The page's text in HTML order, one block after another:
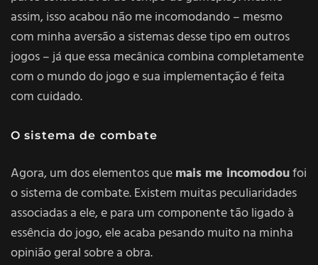
assim, isso acabou não me incomodando – mesmo
com minha aversão a sistemas desse tipo em outros
jogos – já que essa mecânica combina completamente
com o mundo do jogo e sua implementação é feita
com cuidado.
O sistema de combate
Agora, um dos elementos quemais me incomodoufoi
o sistema de combate. Existem muitas peculiaridades
associadas a ele, e para um componente tão ligado à
essência do jogo, ele acaba pesando muito na minha
opinião geral sobre a obra.